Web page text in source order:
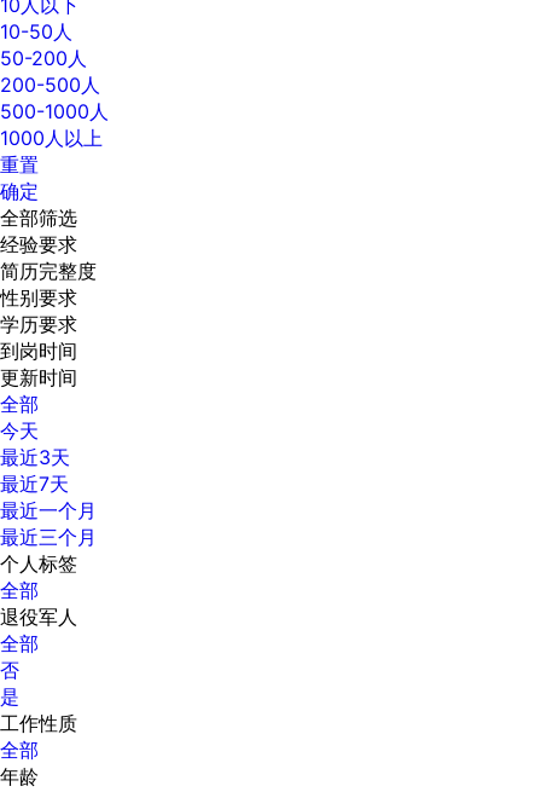
10人以下
10-50人
50-200人
200-500人
500-1000人
1000人以上
重置
确定
全部筛选
经验要求
简历完整度
性别要求
学历要求
到岗时间
更新时间
全部
今天
最近3天
最近7天
最近一个月
最近三个月
个人标签
全部
退役军人
全部
否
是
工作性质
全部
年龄